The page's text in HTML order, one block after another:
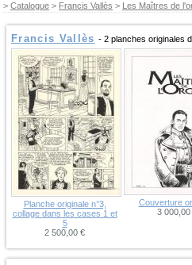
> Catalogue > Francis Vallès > Les Maîtres de
Francis Vallès - 2 planches originales
Planche originale n°3,
collage dans les cases 1 et
5
2 500,00 €
Couverture
3 000,00